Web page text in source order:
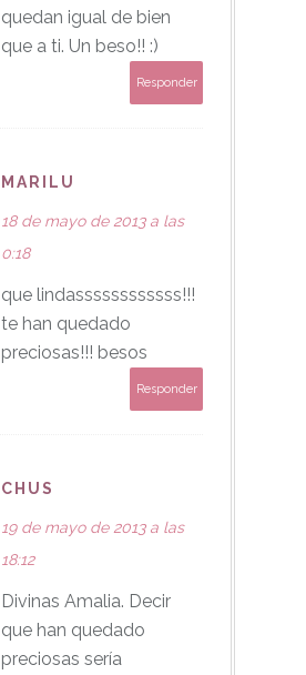
quedan igual de bien
que a ti. Un beso!! :)
Responder
MARILU
18 de mayo de 2013 a las
0:18
que lindassssssssssss!!!
te han quedado
preciosas!!! besos
Responder
CHUS
19 de mayo de 2013 a las
18:12
Divinas Amalia. Decir
que han quedado
preciosas sería